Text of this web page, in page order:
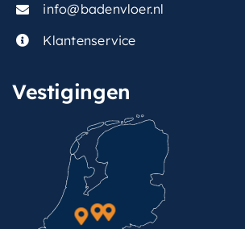
info@badenvloer.nl
Klantenservice
Vestigingen